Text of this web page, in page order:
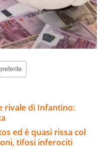
rivale di Infantino:
ed è quasi rissa col
tifosi inferociti